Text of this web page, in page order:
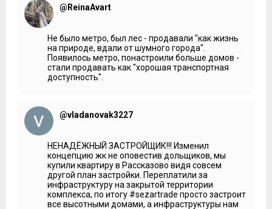
будет меняться с точки зрения архитектуры, а будет
оставаться в том же красивом виде, как и во время сдачи
его в эксплуатацию.
Помимо Ульяновского лесопарка, который граничит с
комплексом, жители смогут довольствоваться и
очистить, организовать необходимые условия для
отдыха. Также будет собственный зоопарк и по
периметру по всей территории будут сделаны беговые и
велодорожки.
Владимир Гордиенко:На ряде форумов мы встречали
тему строительства трассы Солнцево - Бутово - Видное.
Чтобы окончательно снять данный вопрос с повестки дня,
мы просим вас дать комментарий, действительно ли она
@ReinaAvart
Не было метро, был лес - продавали "как жизнь
на природе, вдали от шумного города".
Появилось метро, понастроили больше домов -
стали продавать как "хорошая транспортная
доступность".
@vladanovak3227
НЕНАДЁЖНЫЙ ЗАСТРОЙЩИК!!! Изменил
концепцию жк не оповестив дольщиков, мы
купили квартиру в Рассказово видя совсем
другой план застройки. Переплатили за
инфраструктуру на закрытой территории
комплекса, по итогу #sezartrade просто застроит
все высотными домами, а инфраструктуры нам